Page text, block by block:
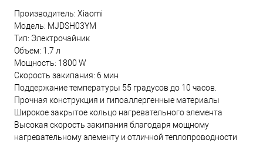
Производитель: Xiaomi
Модель: MJDSH03YM
Тип: Электрочайник
Объем: 1.7 л
Мощность: 1800 W
Скорость закипания: 6 мин
Поддержание температуры 55 градусов до 10 часов.
Прочная конструкция и гипоаллергенные материалы
Широкое закрытое кольцо нагревательного элемента
Высокая скорость закипания благодаря мощному
нагревательному элементу и отличной теплопроводности